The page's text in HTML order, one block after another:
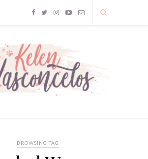
BROWSING TAG